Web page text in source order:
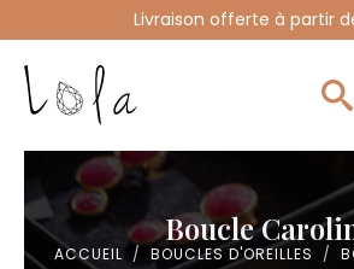
Livraison offerte à partir
Boucle
ACCUEIL BOUCLES D'OREILLES